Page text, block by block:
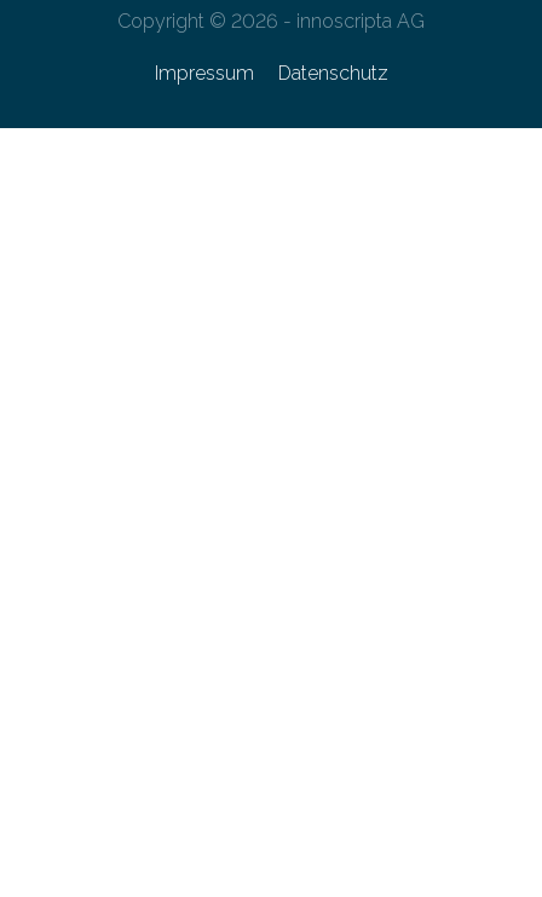
Copyright © 2026 - innoscripta AG
Impressum Datenschutz